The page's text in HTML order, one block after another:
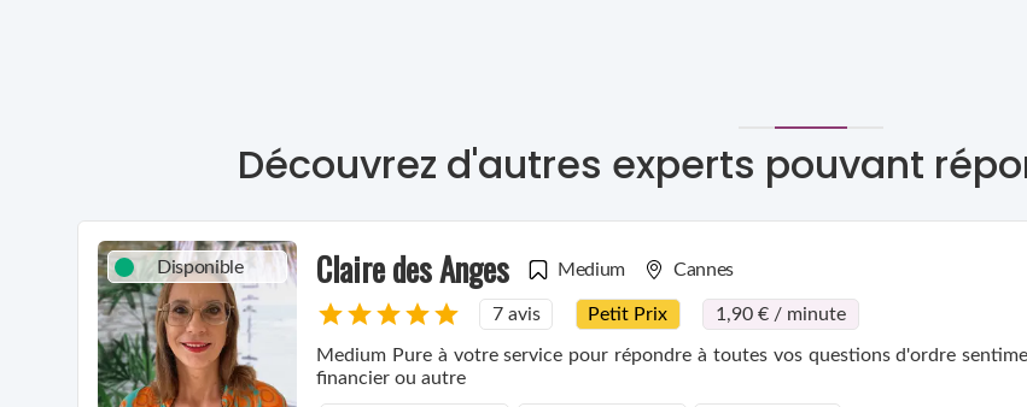
Découvrez d'autres experts pouvant
Disponible Claire des Anges Medium Cannes
7 avis Petit Prix 1,90 € / minute
Medium Pure à votre service pour répondre à toutes vos questions d'ordre
financier ou autre